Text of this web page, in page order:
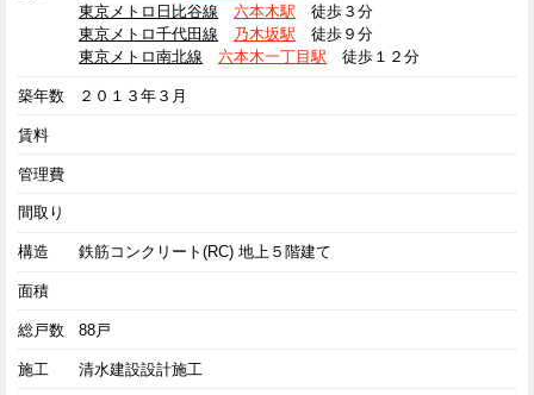
東京メトロ日比谷線
六本木駅 徒歩３分
東京メトロ千代田線
乃木坂駅 徒歩９分
東京メトロ南北線
六本木一丁目駅 徒歩１２分
築年数 ２０１３年３月
賃料
管理費
間取り
構造 鉄筋コンクリート(RC) 地上５階建て
面積
総戸数 88戸
施工 清水建設設計施工